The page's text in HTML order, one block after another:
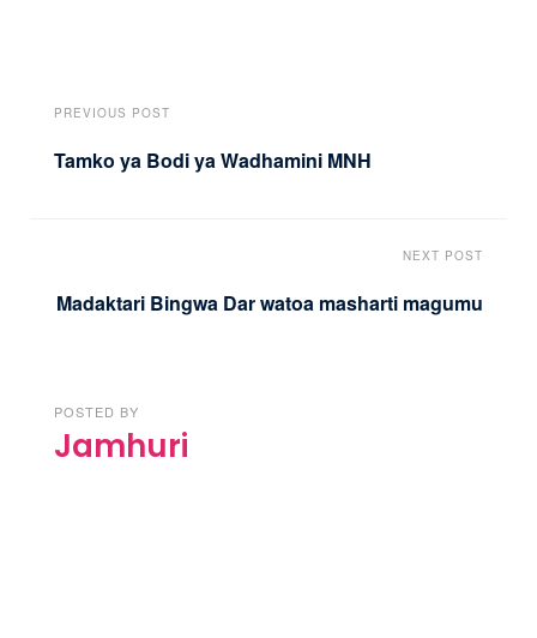
PREVIOUS POST
Tamko ya Bodi ya Wadhamini MNH
NEXT POST
Madaktari Bingwa Dar watoa masharti magumu
POSTED BY
Jamhuri